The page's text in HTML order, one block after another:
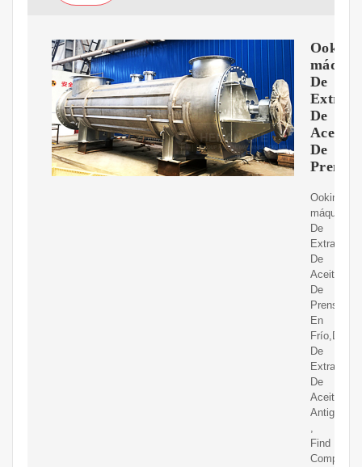
De
De
Aceite
De
Prensa
Ooking-
máquina
De
Extracción
De
Aceite
De
Prensa
En
De
Extracción
De
Aceite
Antiguo
Find
Complete